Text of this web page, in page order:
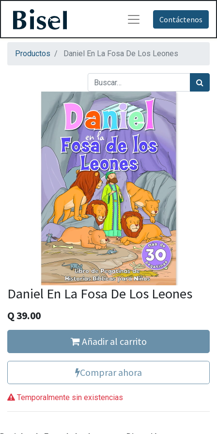
Contáctenos
Productos Daniel En La Fosa De Los Leones
Daniel En La Fosa De Los Leones
Q39.00
Añadir al carrito
Comprar ahora
Temporalmente sin existencias